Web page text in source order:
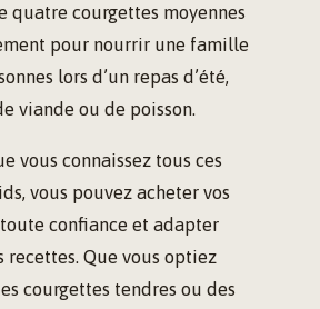
quatre courgettes moyennes
pour nourrir une famille
lors d’un repas d’été,
viande ou de poisson.
vous connaissez tous ces
vous pouvez acheter vos
confiance et adapter
recettes. Que vous optiez
courgettes tendres ou des